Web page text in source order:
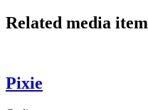
Related media item
Pixie